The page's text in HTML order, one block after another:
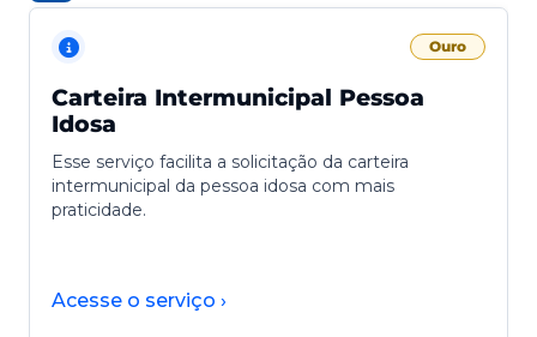
Ouro
Carteira Intermunicipal Pessoa
Idosa
Esse serviço facilita a solicitação da carteira
intermunicipal da pessoa idosa com mais
praticidade.
Acesse o serviço ›